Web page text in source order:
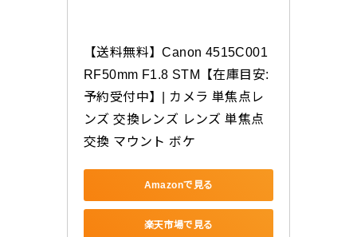
【送料無料】Canon 4515C001
RF50mm F1.8 STM【在庫目安:
予約受付中】| カメラ 単焦点レ
ンズ 交換レンズ レンズ 単焦点
交換 マウント ボケ
Amazonで見る
楽天市場で見る